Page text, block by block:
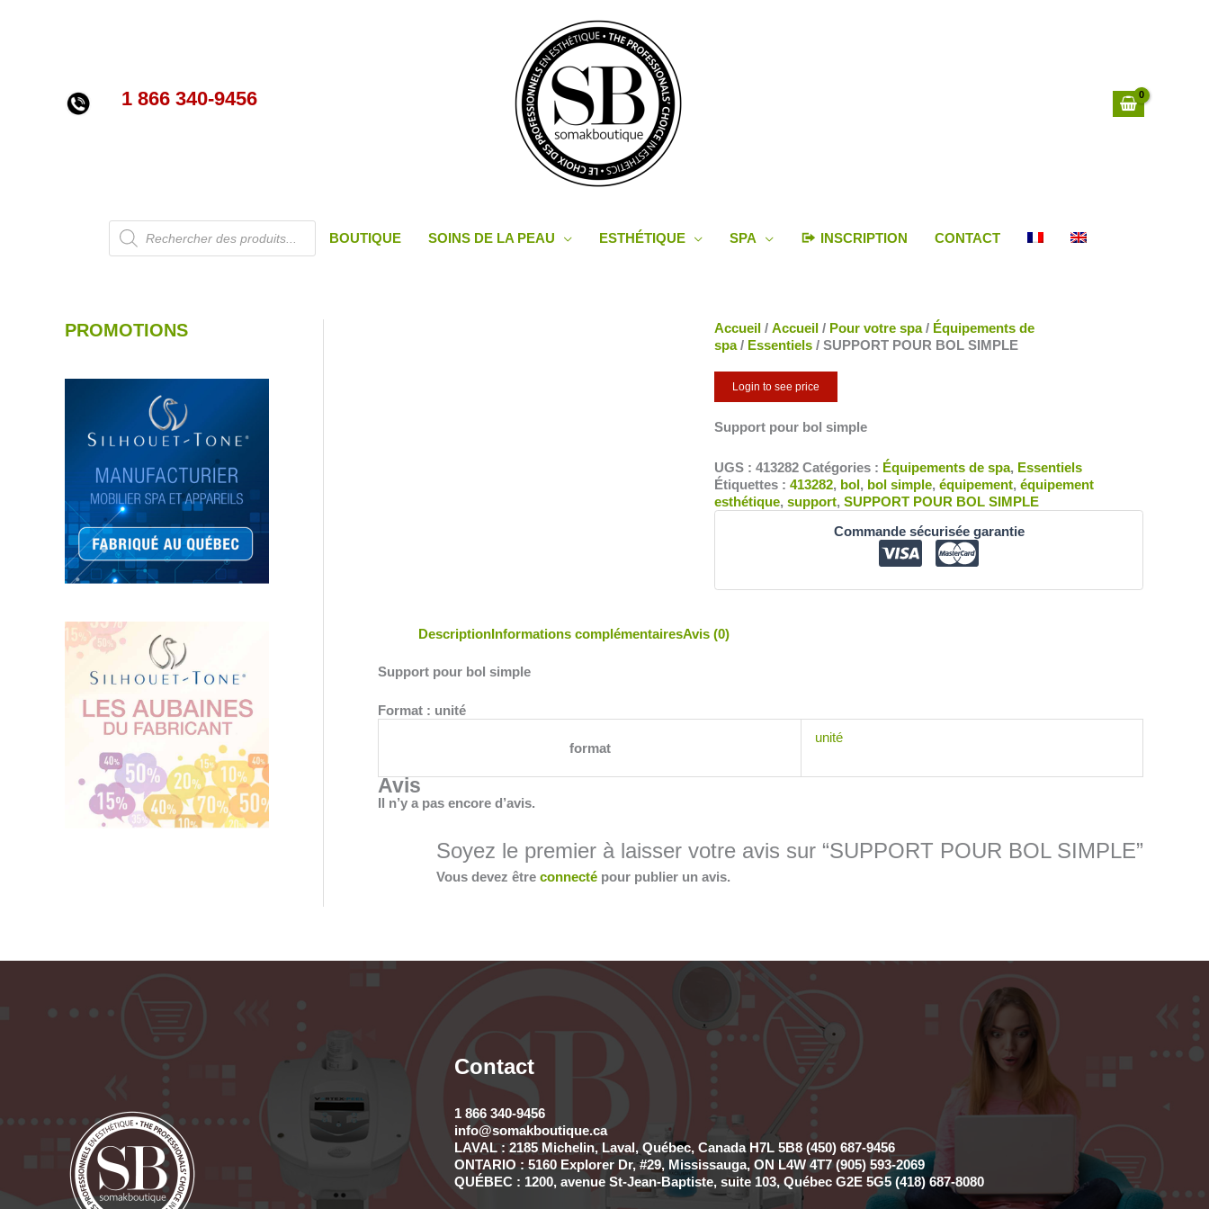
1 866 340-9456
Recherche
de
produits
BOUTIQUE SOINS DE LA PEAU ESTHÉTIQUE SPA INSCRIPTION CONTACT
PROMOTIONS Accueil /Accueil / Pour votre spa/ Équipements de
spa/ Essentiels / SUPPORT POUR BOL SIMPLE
Login to see price
Support pour bol simple
UGS :413282 Catégories : Équipements de spa, Essentiels
Étiquettes :413282, bol, bol simple,équipement,équipement
esthétique,support,SUPPORT POUR BOL SIMPLE
Commande sécurisée garantie
DescriptionInformations complémentairesAvis (0)
Support pour bol simple
Format : unité
format
unité
Avis
Il n’y a pas encore d’avis.
Soyez le premier à laisser votre avis sur “SUPPORT POUR BOL SIMPLE”
Vous devez être connecté pour publier un avis.
Contact
1 866 340-9456
info@somakboutique.ca
LAVAL : 2185 Michelin, Laval, Québec, Canada H7L 5B8 (450) 687-9456
ONTARIO : 5160 Explorer Dr, #29, Mississauga, ON L4W 4T7 (905) 593-2069
QUÉBEC : 1200, avenue St-Jean-Baptiste, suite 103, Québec G2E 5G5 (418) 687-8080